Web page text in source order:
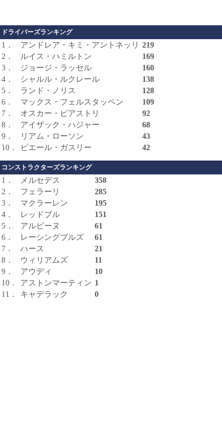
ドライバーズランキング
1． アンドレア・キミ・アントネッリ 219
2．
ルイス・ハミルトン
169
3．
ジョージ・ラッセル
160
4．
シャルル・ルクレール
138
5．
ランド・ノリス
128
6．
マックス・フェルスタッペン
109
7．
オスカー・ピアストリ
92
8．
アイザック・ハジャー
68
9．
リアム・ローソン
43
10．
ピエール・ガスリー 42
コンストラクターズランキング
1． メルセデス
358
2．
フェラーリ
285
3．
マクラーレン
195
4．
レッドブル
151
5．
アルピーヌ
61
6．
レーシングブルズ
61
7．
ハース
21
8．
ウィリアムズ
11
9．
アウディ
10
10．
アストンマーティン 1
11．
キャデラック 0